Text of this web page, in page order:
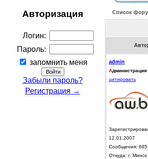
Авторизация
Логин:
Пароль:
запомнить меня
Забыли пароль?
Регистрация →
Список
admin
Администрация
цитировать
12.01.2007
Сообщения: 685
Откуда: г. Минск